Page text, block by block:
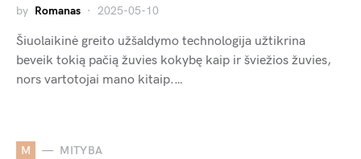
by Romanas 2025-05-10
Šiuolaikinė greito užšaldymo technologija užtikrina
beveik tokią pačią žuvies kokybę kaip ir šviežios žuvies,
nors vartotojai mano kitaip.…
M MITYBA